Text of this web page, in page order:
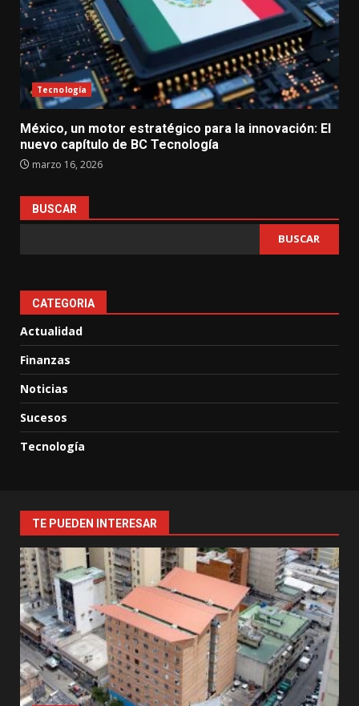
Tecnología
México, un motor estratégico para la innovación: El
nuevo capítulo de BC Tecnología
marzo 16, 2026
BUSCAR
BUSCAR
CATEGORIA
Actualidad
Finanzas
Noticias
Sucesos
Tecnología
TE PUEDEN INTERESAR